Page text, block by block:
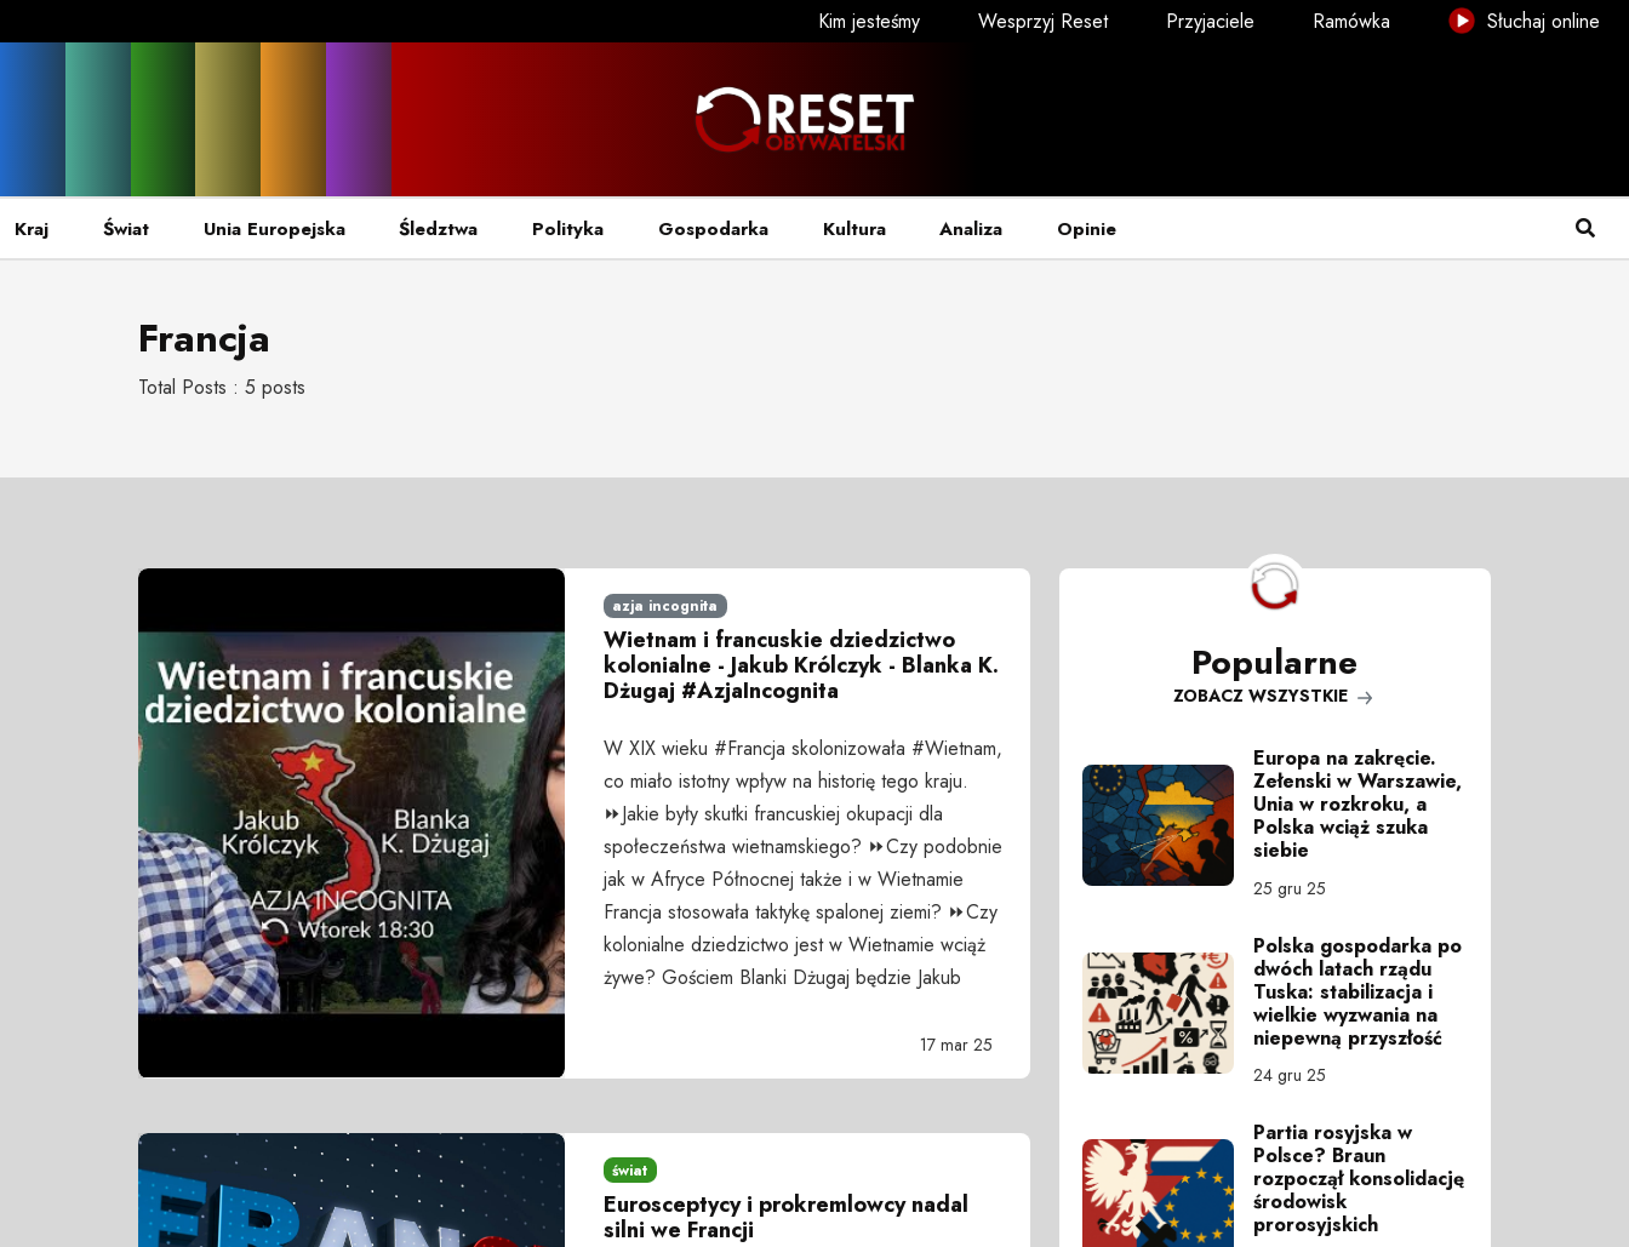
Kim jesteśmy Wesprzyj Reset Przyjaciele Ramówka Słuchaj online
Kraj Świat Unia Europejska Śledztwa Polityka Gospodarka Kultura Analiza Opinie
Francja
Total Posts : 5 posts
azja incognita
Wietnam i francuskie dziedzictwo
kolonialne - Jakub Królczyk - Blanka K.
Dżugaj #AzjaIncognita
W XIX wieku #Francja skolonizowała #⁤Wietnam,
⁤co miało istotny wpływ na historię tego kraju.
⏩Jakie były skutki francuskiej okupacji ⁣dla
społeczeństwa wietnamskiego? ⏩Czy podobnie
jak w Afryce Północnej także i w Wietnamie
Francja stosowała taktykę spalonej ziemi? ⏩Czy
kolonialne dziedzictwo jest w Wietnamie wciąż
żywe? Gościem Blanki Dżugaj będzie Jakub
17 mar 25
świat
Eurosceptycy i prokremlowcy nadal
silni we Francji
Popularne
ZOBACZ WSZYSTKIE
Europa na zakręcie.
Zełenski w Warszawie,
Unia w rozkroku, a
Polska wciąż szuka
siebie
25 gru 25
Polska gospodarka po
dwóch latach rządu
Tuska: stabilizacja i
wielkie wyzwania na
niepewną przyszłość
24 gru 25
Partia rosyjska w
Polsce? Braun
rozpoczął konsolidację
środowisk
prorosyjskich